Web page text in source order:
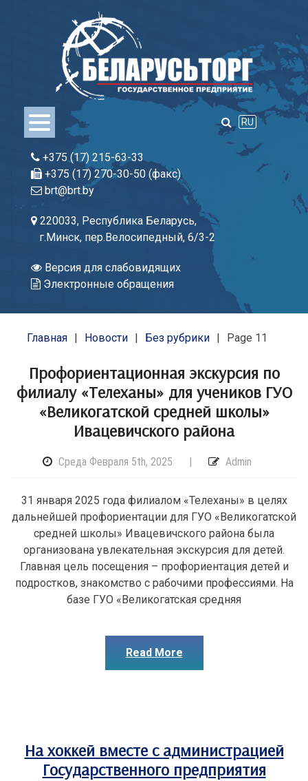
RU
+375 (17) 215-63-33
+375 (17) 270-30-50 (факс)
brt@brt.by
220033, Республика Беларусь,
г.Минск, пер.Велосипедный, 6/3-2
Версия для слабовидящих
Электронные обращения
Главная Новости Без рубрики Page 11
Профориентационная экскурсия по
филиалу «Телеханы» для учеников ГУО
«Великогатской средней школы»
Ивацевичского района
Среда Февраля 5th, 2025 | Admin
31 января 2025 года филиалом «Телеханы» в целях
дальнейшей профориентации для ГУО «Великогатской
средней школы» Ивацевичского района была
организована увлекательная экскурсия для детей.
Главная цель посещения – профориентация детей и
подростков, знакомство с рабочими профессиями. На
базе ГУО «Великогатская средняя
Read More
На хоккей вместе с администрацией
Государственного предприятия